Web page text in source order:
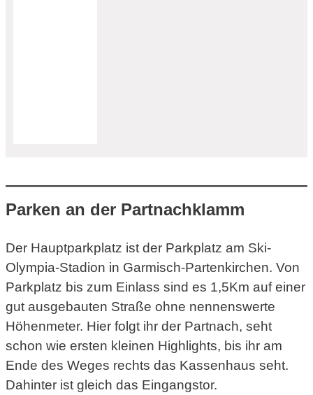
Parken an der Partnachklamm
Der Hauptparkplatz ist der Parkplatz am Ski-
Olympia-Stadion in Garmisch-Partenkirchen. Von
Parkplatz bis zum Einlass sind es 1,5Km auf einer
gut ausgebauten Straße ohne nennenswerte
Höhenmeter. Hier folgt ihr der Partnach, seht
schon wie ersten kleinen Highlights, bis ihr am
Ende des Weges rechts das Kassenhaus seht.
Dahinter ist gleich das Eingangstor.